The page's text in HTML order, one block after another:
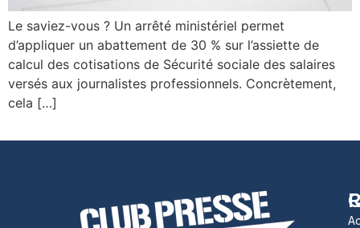
Le saviez-vous ? Un arrêté ministériel permet
d’appliquer un abattement de 30 % sur l’assiette de
calcul des cotisations de Sécurité sociale des salaires
versés aux journalistes professionnels. Concrètement,
cela […]